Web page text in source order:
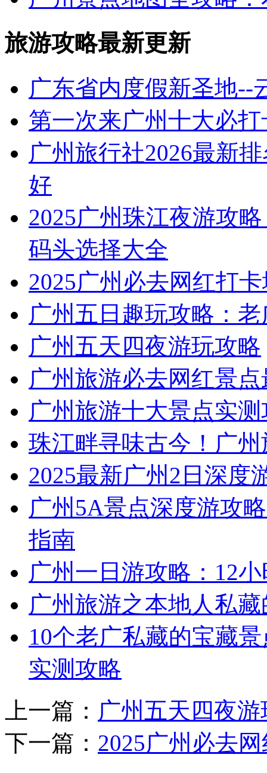
旅游攻略最新更新
广东省内度假新圣地--
第一次来广州十大必
广州旅行社2026最新
好
2025广州珠江夜游攻
码头选择大全
2025广州必去网红打
广州五日趣玩攻略：
广州五天四夜游玩攻略
广州旅游必去网红景
广州旅游十大景点实
珠江畔寻味古今！广
2025最新广州2日深度
广州5A景点深度游攻
指南
广州一日游攻略：12
广州旅游之本地人私
10个老广私藏的宝藏
实测攻略
上一篇： 广州五天四夜
下一篇： 2025广州必去